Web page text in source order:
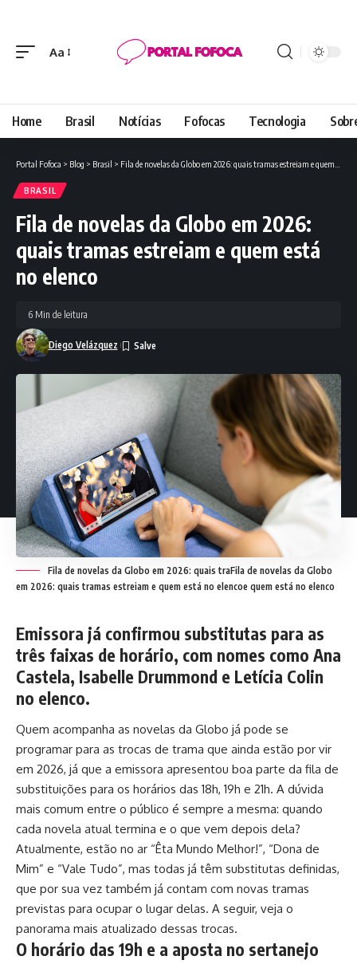
Font
Aa
Home Brasil Notícias Fofocas Tecnologia
Portal Fofoca > Blog > Brasil > Fila de novelas da Globo em 2026: quais tramas estreiam e quem está no elenco
BRASIL
Fila de novelas da Globo em 2026:
quais tramas estreiam e quem está
no elenco
Diego Velázquez
6 Min de leitura
Fila de novelas da Globo em 2026: quais traFila de novelas da Globo
em 2026: quais tramas estreiam e quem está no elencoe quem está no elenco
Emissora já confirmou substitutas para as
três faixas de horário, com nomes como Ana
Castela, Isabelle Drummond e Letícia Colin
no elenco.
Quem acompanha as novelas da Globo já pode se
programar para as trocas de trama que ainda estão por vir
em 2026, já que a emissora apresentou boa parte da fila de
substituições para os horários das 18h, 19h e 21h. A dúvida
mais comum entre o público é sempre a mesma: quando
cada novela atual termina e o que vem depois dela?
Atualmente, estão no ar “Êta Mundo Melhor!”, “Dona de
Mim” e “Vale Tudo”, mas todas já têm substitutas definidas,
que por sua vez também já contam com novas tramas
previstas para ocupar o lugar delas. A seguir, veja o
panorama mais atualizado dessas trocas.
O horário das 19h e a aposta no sertanejo